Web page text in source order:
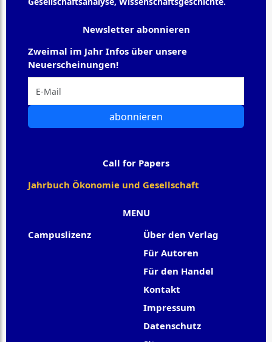
MENU
Campuslizenz
Über den Verlag
Für Autoren
Für den Handel
Kontakt
Impressum
Datenschutz
Newsletter abonnieren
Zweimal im Jahr Infos über unsere
Neuerscheinungen!
abonnieren
Call for Papers
Jahrbuch Ökonomie und Gesellschaft